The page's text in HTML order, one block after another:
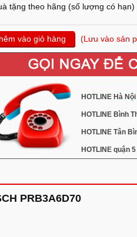
tặng theo hãng (số lượng có hạn)
vào giỏ hàng (Lưu vào sản
HOTLINE Hà
HOTLINE Bình
HOTLINE Tân
HOTLINE quận
PRB3A6D70